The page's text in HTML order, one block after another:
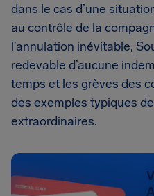
dans le cas d’une
au contrôle de la
l’annulation inévitable,
redevable d’aucune
temps et les grèves des
des exemples typiques
extraordinaires.